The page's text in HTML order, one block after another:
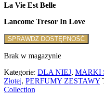
La Vie Est Belle
Lancome Tresor In Love
SPRAWDZ DOSTĘPNOŚĆ
Brak w magazynie
Kategorie: DLA NIEJ, MARKI
Złotej, PERFUMY ZESTAWY
Collection